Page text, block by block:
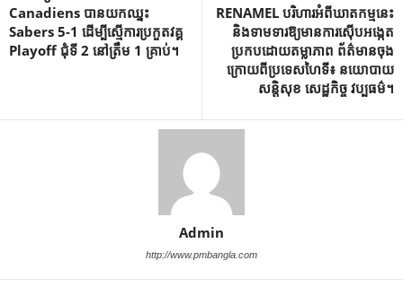
Canadiens បាន​យក​ឈ្នះ
Sabers 5-1 ដើម្បី​ស្មើ​ការ​ប្រកួត​វគ្គ
Playoff ជុំ​ទី 2 នៅ​ត្រឹម 1 គ្រាប់។
RENAMEL បរិហារអំពីឃាតកម្មនេះ
និងទាមទារឱ្យមានការស៊ើបអង្កេត
ប្រកបដោយតម្លាភាព ព័ត៌មានចុង
ក្រោយពីប្រទេសហៃទី៖ នយោបាយ
សន្តិសុខ សេដ្ឋកិច្ច វប្បធម៌។
Admin
http://www.pmbangla.com